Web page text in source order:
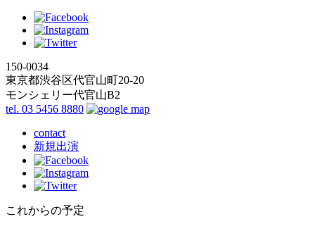
150-0034
東京都渋谷区代官山町20-20
モンシェリー代官山B2
tel. 03 5456 8880
contact
新規出演
これからの予定